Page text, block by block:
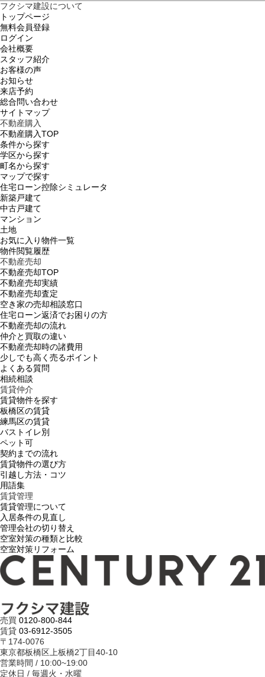
フクシマ建設について
トップページ
無料会員登録
ログイン
会社概要
スタッフ紹介
お客様の声
お知らせ
来店予約
総合問い合わせ
サイトマップ
不動産購入
不動産購入TOP
条件から探す
学区から探す
町名から探す
マップで探す
住宅ローン控除シミュレータ
新築戸建て
中古戸建て
マンション
土地
お気に入り物件一覧
物件閲覧履歴
不動産売却
不動産売却TOP
不動産売却実績
不動産売却査定
空き家の売却相談窓口
住宅ローン返済でお困りの方
不動産売却の流れ
仲介と買取の違い
不動産売却時の諸費用
少しでも高く売るポイント
よくある質問
相続相談
賃貸仲介
賃貸物件を探す
板橋区の賃貸
練馬区の賃貸
バストイレ別
ペット可
契約までの流れ
賃貸物件の選び方
引越し方法・コツ
用語集
賃貸管理
賃貸管理について
入居条件の見直し
管理会社の切り替え
空室対策の種類と比較
空室対策リフォーム
売買 0120-800-844
賃貸 03-6912-3505
〒174-0076
東京都板橋区上板橋2丁目40-10
営業時間 / 10:00~19:00
定休日 / 毎週火・水曜